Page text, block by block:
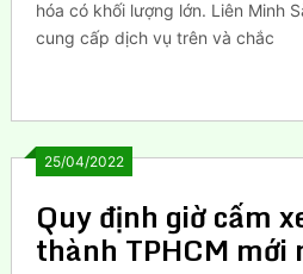
hóa có khối lượng lớn. Liên Minh
cung cấp dịch vụ trên và chắc
25/04/2022
Quy định giờ cấm
thành TPHCM mới